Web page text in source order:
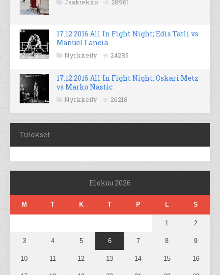
Jääkiekko 28961
17.12.2016 All In Fight Night; Edis Tatli vs
Manuel Lancia
Nyrkkeily 24285
17.12.2016 All In Fight Night; Oskari Metz
vs Marko Nastic
Nyrkkeily 26218
Tulokset
Elokuu 2026
M T K T P L S
1 2
3 4 5 6 7 8 9
10 11 12 13 14 15 16